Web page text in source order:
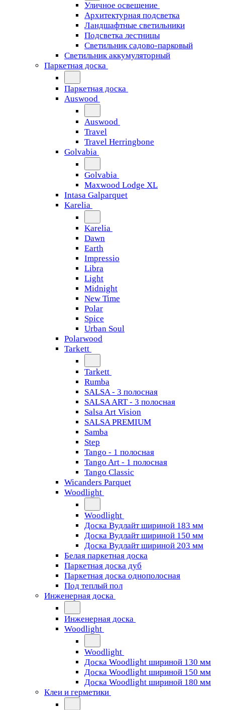
Уличное освещение
Архитектурная подсветка
Ландшафтные светильники
Подсветка лестницы
Светильник садово-парковый
Светильник аккумуляторный
Паркетная доска
Паркетная доска
Auswood
Auswood
Travel
Travel Herringbone
Golvabia
Golvabia
Maxwood Lodge XL
Intasa Galparquet
Karelia
Karelia
Dawn
Earth
Impressio
Libra
Light
Midnight
New Time
Polar
Spice
Urban Soul
Polarwood
Tarkett
Tarkett
Rumba
SALSA - 3 полосная
SALSA ART - 3 полосная
Salsa Art Vision
SALSA PREMIUM
Samba
Step
Tango - 1 полосная
Tango Art - 1 полосная
Tango Classiс
Wicanders Parquet
Woodlight
Woodlight
Доска Вудлайт шириной 183 мм
Доска Вудлайт шириной 150 мм
Доска Вудлайт шириной 203 мм
Белая паркетная доска
Паркетная доска дуб
Паркетная доска однополосная
Под теплый пол
Инженерная доска
Инженерная доска
Woodlight
Woodlight
Доска Woodlight шириной 130 мм
Доска Woodlight шириной 150 мм
Доска Woodlight шириной 180 мм
Клеи и герметики